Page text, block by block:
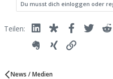
Du musst dich einloggen oder
Teilen: Linked InDiasporaFacebook
Twitter
Evernote
Xing
News / Medien